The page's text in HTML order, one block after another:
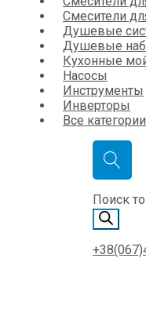
Смесители
Душевые
Душевые
Кухонные
Насосы
Инструменты
Инверторы
Все
Поиск